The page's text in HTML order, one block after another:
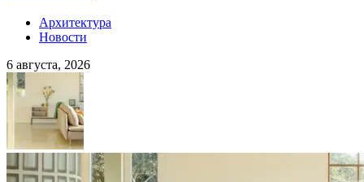
Архитектура
Новости
6 августа, 2026